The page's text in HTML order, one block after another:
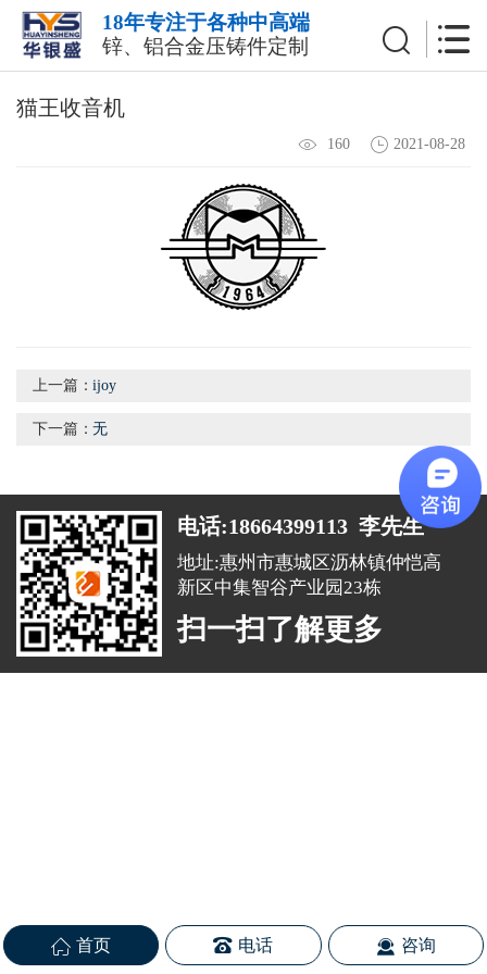
18年专注于各种中高端
锌、铝合金压铸件定制
猫王收音机
160 2021-08-28
上一篇：ijoy
下一篇：无
电话:18664399113 李先生
地址:惠州市惠城区沥林镇仲恺高
新区中集智谷产业园23栋
扫一扫了解更多
首页 电话 咨询